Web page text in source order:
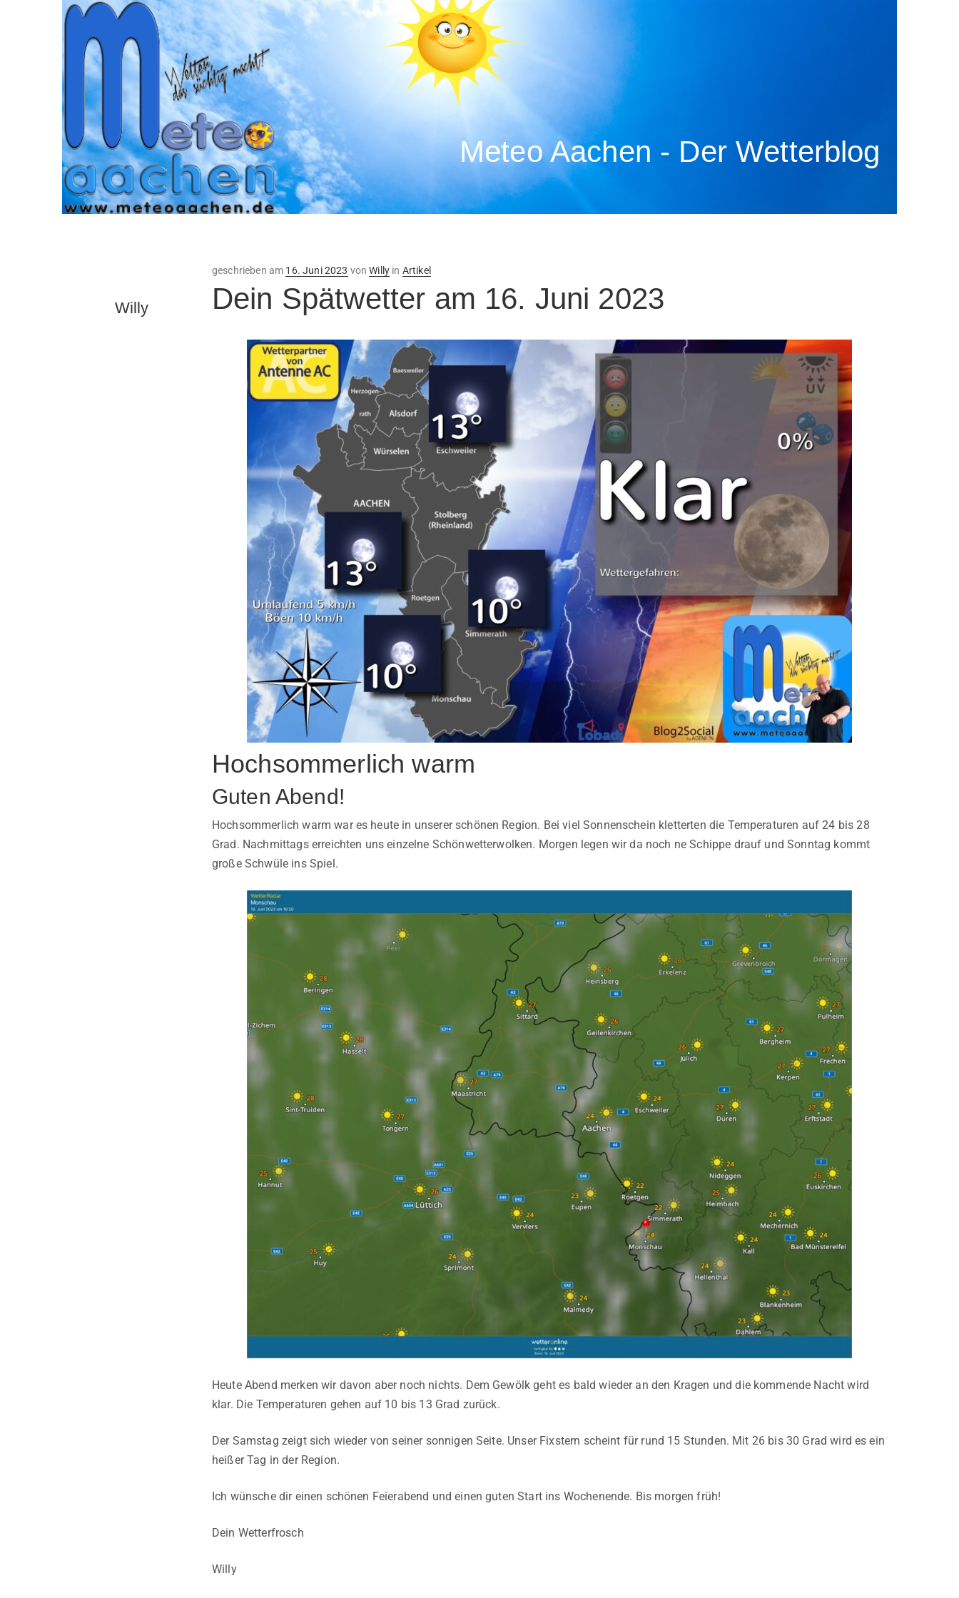
Meteo Aachen - Der Wetterblog
Willy
geschrieben am Veröffentlicht
am
16. Juni 2023 vonWilly in Artikel
Dein Spätwetter am 16. Juni 2023
Hochsommerlich warm
Guten Abend!
Hochsommerlich warm war es heute in unserer schönen Region. Bei viel Sonnenschein kletterten die Temperaturen auf 24 bis 28
Grad. Nachmittags erreichten uns einzelne Schönwetterwolken. Morgen legen wir da noch ne Schippe drauf und Sonntag kommt
große Schwüle ins Spiel.
Heute Abend merken wir davon aber noch nichts. Dem Gewölk geht es bald wieder an den Kragen und die kommende Nacht wird
klar. Die Temperaturen gehen auf 10 bis 13 Grad zurück.
Der Samstag zeigt sich wieder von seiner sonnigen Seite. Unser Fixstern scheint für rund 15 Stunden. Mit 26 bis 30 Grad wird es ein
heißer Tag in der Region.
Ich wünsche dir einen schönen Feierabend und einen guten Start ins Wochenende. Bis morgen früh!
Dein Wetterfrosch
Willy